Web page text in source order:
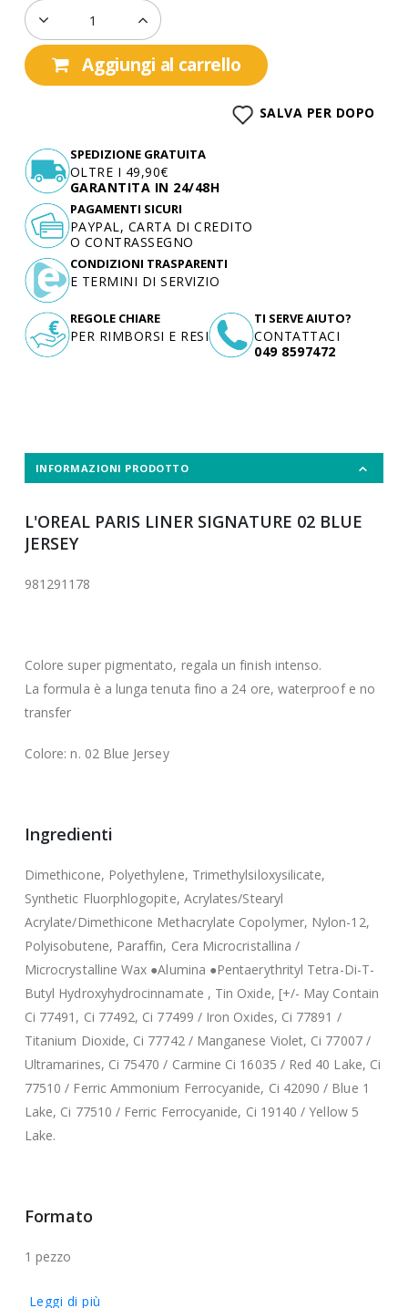
Aggiungi al carrello
SALVA PER DOPO
SPEDIZIONE GRATUITA
OLTRE I 49,90€
GARANTITA IN 24/48H
TI SERVE AIUTO?
CONTATTACI
049 8597472
PAGAMENTI SICURI
PAYPAL, CARTA DI CREDITO
O CONTRASSEGNO
CONDIZIONI TRASPARENTI
E TERMINI DI SERVIZIO
REGOLE CHIARE
PER RIMBORSI E RESI
INFORMAZIONI PRODOTTO
L'OREAL PARIS LINER SIGNATURE 02 BLUE
JERSEY
981291178
Colore super pigmentato, regala un finish intenso.
La formula è a lunga tenuta fino a 24 ore, waterproof e no
transfer
Colore: n. 02 Blue Jersey
Ingredienti
Dimethicone, Polyethylene, Trimethylsiloxysilicate,
Synthetic Fluorphlogopite, Acrylates/Stearyl
Acrylate/Dimethicone Methacrylate Copolymer, Nylon-12,
Polyisobutene, Paraffin, Cera Microcristallina /
Microcrystalline Wax ●Alumina ●Pentaerythrityl Tetra-Di-T-
Butyl Hydroxyhydrocinnamate , Tin Oxide, [+/- May Contain
Ci 77491, Ci 77492, Ci 77499 / Iron Oxides, Ci 77891 /
Titanium Dioxide, Ci 77742 / Manganese Violet, Ci 77007 /
Ultramarines, Ci 75470 / Carmine Ci 16035 / Red 40 Lake, Ci
77510 / Ferric Ammonium Ferrocyanide, Ci 42090 / Blue 1
Lake, Ci 77510 / Ferric Ferrocyanide, Ci 19140 / Yellow 5
Lake.
Formato
1 pezzo
Leggi di più